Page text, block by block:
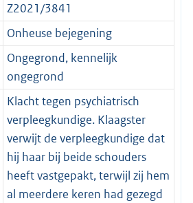
Z2021/3841
Onheuse bejegening
Ongegrond, kennelijk
ongegrond
Klacht tegen psychiatrisch
verpleegkundige. Klaagster
verwijt de verpleegkundige dat
hij haar bij beide schouders
heeft vastgepakt, terwijl zij hem
al meerdere keren had gezegd